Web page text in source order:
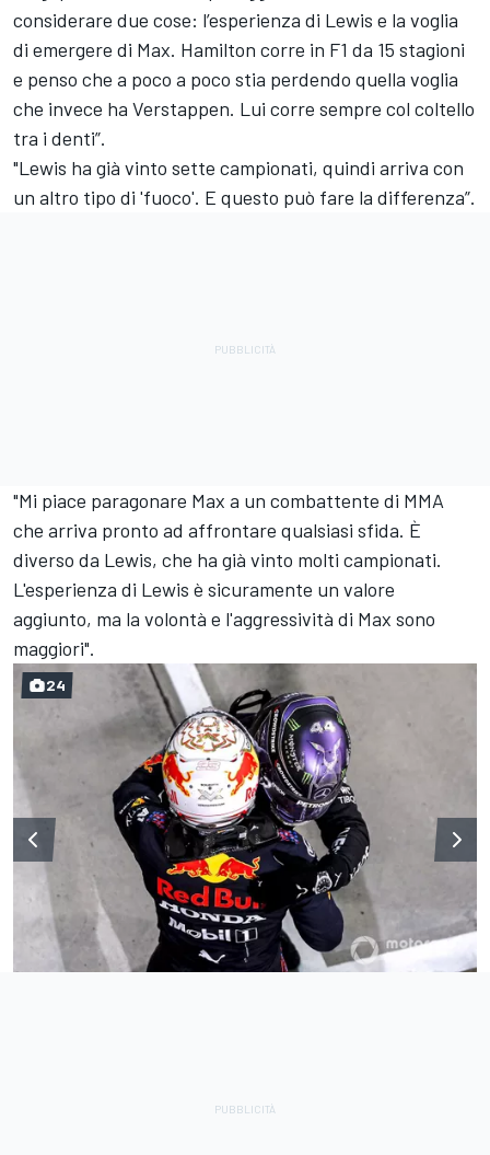
considerare due cose: l’esperienza di Lewis e la voglia
di emergere di Max. Hamilton corre in F1 da 15 stagioni
e penso che a poco a poco stia perdendo quella voglia
che invece ha Verstappen. Lui corre sempre col coltello
tra i denti”.
"Lewis ha già vinto sette campionati, quindi arriva con
un altro tipo di 'fuoco'. E questo può fare la differenza”.
"Mi piace paragonare Max a un combattente di MMA
che arriva pronto ad affrontare qualsiasi sfida. È
diverso da Lewis, che ha già vinto molti campionati.
L'esperienza di Lewis è sicuramente un valore
aggiunto, ma la volontà e l'aggressività di Max sono
maggiori".
24